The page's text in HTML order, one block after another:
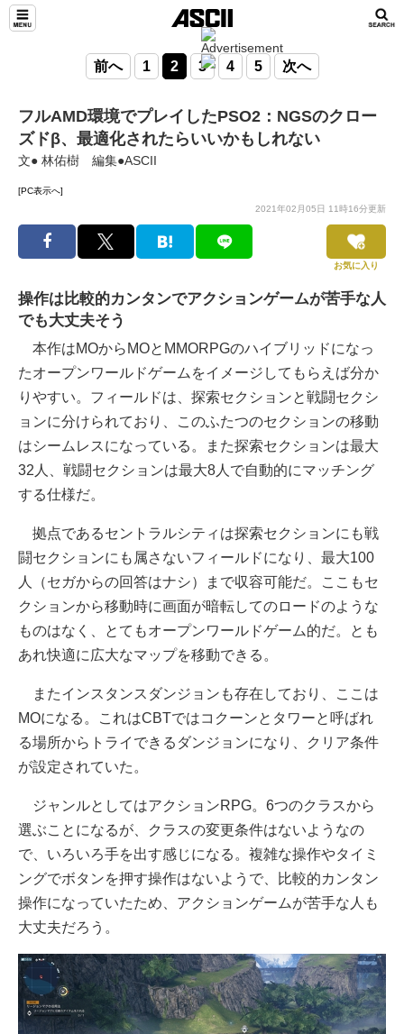
前へ 1 2 3 4 5 次へ
フルAMD環境でプレイしたPSO2：NGSのクロー
ズドβ、最適化されたらいいかもしれない
文● 林佑樹 編集●ASCII
[PC表示へ]
2021年02月05日 11時16分更新
お気に入り
操作は比較的カンタンでアクションゲームが苦手な人
でも大丈夫そう
本作はMOからMOとMMORPGのハイブリッドになっ
たオープンワールドゲームをイメージしてもらえば分か
りやすい。フィールドは、探索セクションと戦闘セクシ
ョンに分けられており、このふたつのセクションの移動
はシームレスになっている。また探索セクションは最大
32人、戦闘セクションは最大8人で自動的にマッチング
する仕様だ。
拠点であるセントラルシティは探索セクションにも戦
闘セクションにも属さないフィールドになり、最大100
人（セガからの回答はナシ）まで収容可能だ。ここもセ
クションから移動時に画面が暗転してのロードのような
ものはなく、とてもオープンワールドゲーム的だ。とも
あれ快適に広大なマップを移動できる。
またインスタンスダンジョンも存在しており、ここは
MOになる。これはCBTではコクーンとタワーと呼ばれ
る場所からトライできるダンジョンになり、クリア条件
が設定されていた。
ジャンルとしてはアクションRPG。6つのクラスから
選ぶことになるが、クラスの変更条件はないようなの
で、いろいろ手を出す感じになる。複雑な操作やタイミ
ングでボタンを押す操作はないようで、比較的カンタン
操作になっていたため、アクションゲームが苦手な人も
大丈夫だろう。